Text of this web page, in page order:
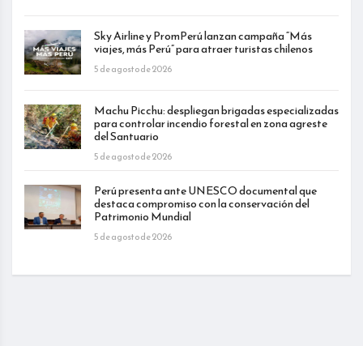
Sky Airline y PromPerú lanzan campaña “Más
viajes, más Perú” para atraer turistas chilenos
5 de agosto de 2026
Machu Picchu: despliegan brigadas especializadas
para controlar incendio forestal en zona agreste
del Santuario
5 de agosto de 2026
Perú presenta ante UNESCO documental que
destaca compromiso con la conservación del
Patrimonio Mundial
5 de agosto de 2026